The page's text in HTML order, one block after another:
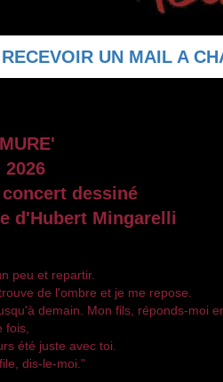
UN MAIL A
dessiné
d'Hubert Mingarelli
peu et repartir.
de l'ombre et je me repose.
demain. Mon fils, réponds-moi
fois,
été juste avec toi.
dis-le-moi."